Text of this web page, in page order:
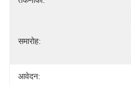
समारोह:
आवेदन: